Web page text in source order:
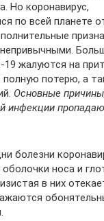
Но коронавирус,
по всей планете
19 жалуются на
полную потерю, а
Основные
инфекции
болезни
носа и
в них